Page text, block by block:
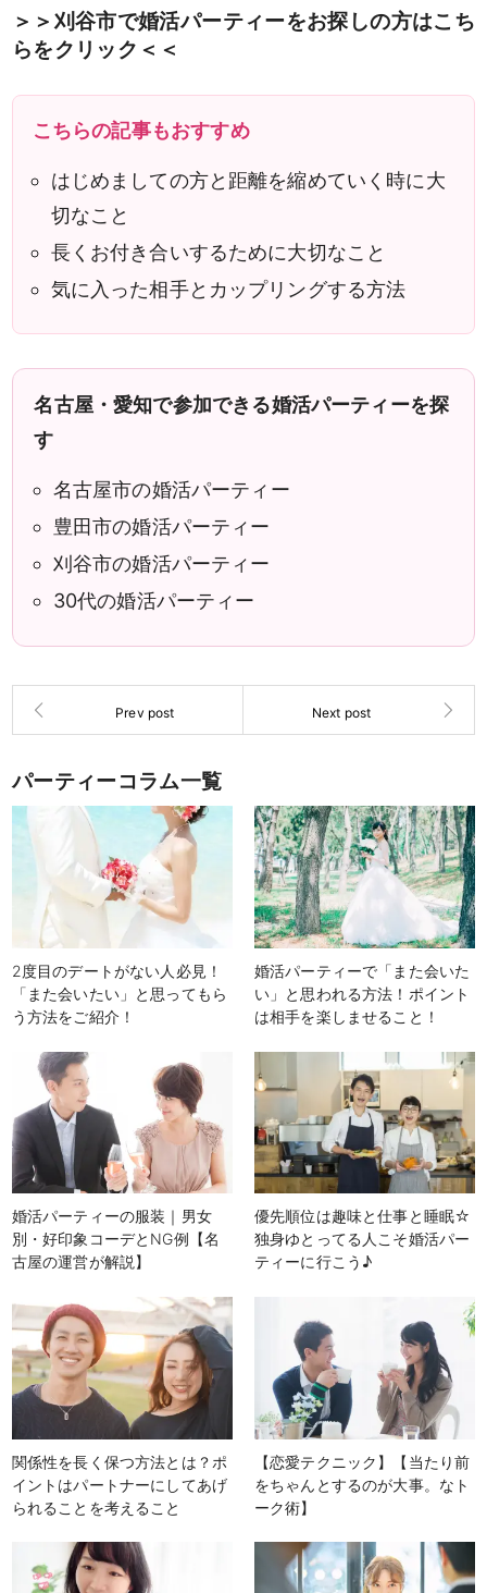
＞＞刈谷市で婚活パーティーをお探しの方はこち
らをクリック＜＜
こちらの記事もおすすめ
はじめましての方と距離を縮めていく時に大
切なこと
長くお付き合いするために大切なこと
気に入った相手とカップリングする方法
名古屋・愛知で参加できる婚活パーティーを探
す
名古屋市の婚活パーティー
豊田市の婚活パーティー
刈谷市の婚活パーティー
30代の婚活パーティー
パーティーコラム一覧
2度目のデートがない人必見！
「また会いたい」と思ってもら
う方法をご紹介！
婚活パーティーで「また会いた
い」と思われる方法！ポイント
は相手を楽しませること！
婚活パーティーの服装｜男女
別・好印象コーデとNG例【名
古屋の運営が解説】
優先順位は趣味と仕事と睡眠☆
独身ゆとってる人こそ婚活パー
ティーに行こう♪
関係性を長く保つ方法とは？ポ
イントはパートナーにしてあげ
られることを考えること
【恋愛テクニック】【当たり前
をちゃんとするのが大事。なト
ーク術】
男性 女性
検索